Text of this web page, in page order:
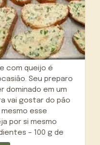
com queijo é
Seu preparo
dominado em um
vai gostar do pão
esse
por si mesmo
– 100 g de